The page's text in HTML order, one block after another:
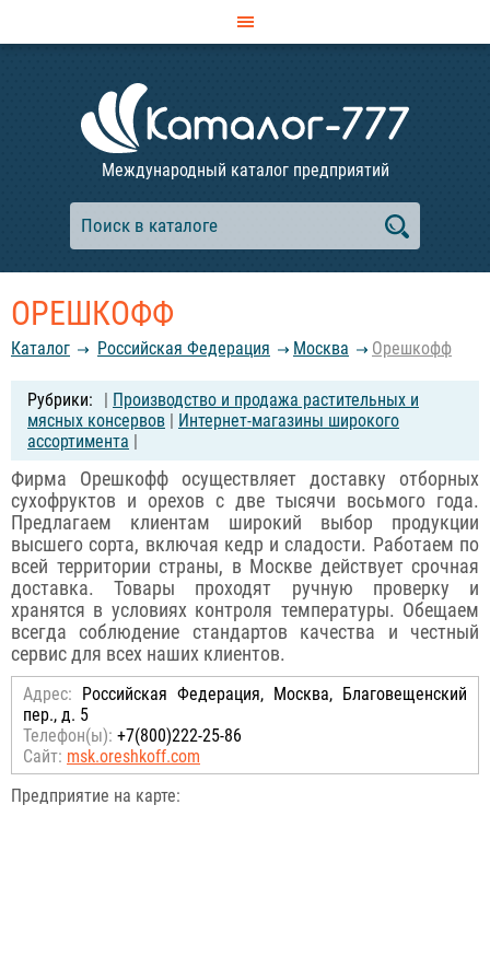
Международный каталог предприятий
ОРЕШКОФФ
Каталог Российcкая Федерация Москва Орешкофф
| Производство и продажа растительных и
мясных консервов | Интернет-магазины широкого
ассортимента |
Фирма Орешкофф осуществляет доставку отборных
сухофруктов и орехов с две тысячи восьмого года.
Предлагаем клиентам широкий выбор продукции
высшего сорта, включая кедр и сладости. Работаем по
всей территории страны, в Москве действует срочная
доставка. Товары проходят ручную проверку и
хранятся в условиях контроля температуры. Обещаем
всегда соблюдение стандартов качества и честный
сервис для всех наших клиентов.
Адрес: Российcкая Федерация, Москва, Благовещенский
пер., д. 5
Телефон(ы): +7(800)222-25-86
Сайт: msk.oreshkoff.com
Предприятие на карте: